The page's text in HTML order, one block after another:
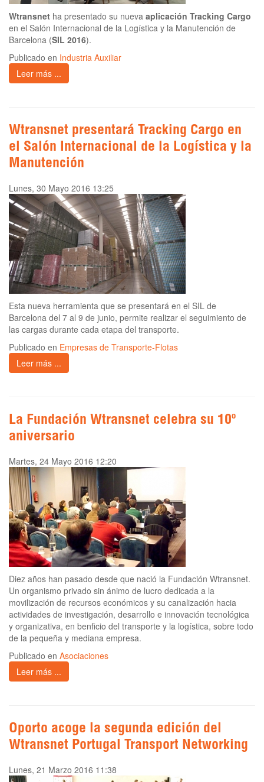
Wtransnet ha presentado su nueva aplicación Tracking Cargo
en el Salón Internacional de la Logística y la Manutención de
Barcelona (SIL 2016).
Publicado en Industria Auxiliar
Leer más ...
Wtransnet presentará Tracking Cargo en
el Salón Internacional de la Logística y la
Manutención
Lunes, 30 Mayo 2016 13:25
Esta nueva herramienta que se presentará en el SIL de
Barcelona del 7 al 9 de junio, permite realizar el seguimiento de
las cargas durante cada etapa del transporte.
Publicado en Empresas de Transporte-Flotas
Leer más ...
La Fundación Wtransnet celebra su 10º
aniversario
Martes, 24 Mayo 2016 12:20
Diez años han pasado desde que nació la Fundación Wtransnet.
Un organismo privado sin ánimo de lucro dedicada a la
movilización de recursos económicos y su canalización hacia
actividades de investigación, desarrollo e innovación tecnológica
y organizativa, en benficio del transporte y la logística, sobre todo
de la pequeña y mediana empresa.
Publicado en Asociaciones
Leer más ...
Oporto acoge la segunda edición del
Wtransnet Portugal Transport Networking
Lunes, 21 Marzo 2016 11:38